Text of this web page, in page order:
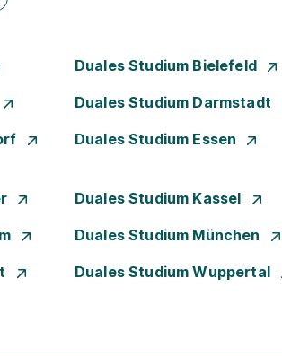
Duales Studium Bielefeld
Duales Studium Darmstadt
Duales Studium Essen
Duales Studium Kassel
Duales Studium München
Duales Studium Wuppertal